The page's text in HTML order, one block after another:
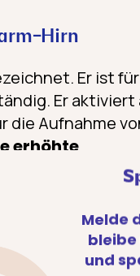
Hirn
Er ist
Er aktiviert
die Aufnahme
erhöhte
wird bei
den Körper in
: In
Melde
und